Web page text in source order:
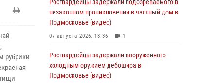
рубрики
Росгвардейцы задержали подозреваемого в
незаконном проникновении в частный дом в
Подмосковье (видео)
07 августа 2026, 13:36 1
Росгвардейцы задержали вооруженного
холодным оружием дебошира в
Подмосковье (видео)